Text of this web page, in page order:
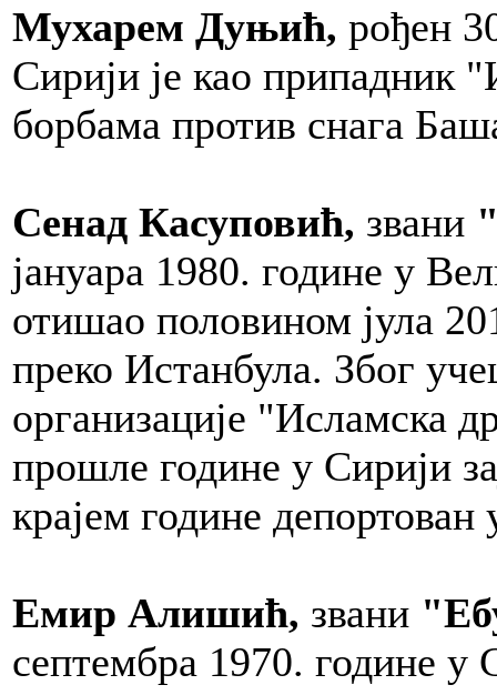
Мухарем Дуњић, рођен
Сирији је као припадник
борбама против снага
Сенад Касуповић, звани
јануара 1980. године у
отишао половином јула
преко Истанбула. Због
организације "Исламска
прошле године у Сирији
крајем године
Емир Алишић, звани
септембра 1970. године